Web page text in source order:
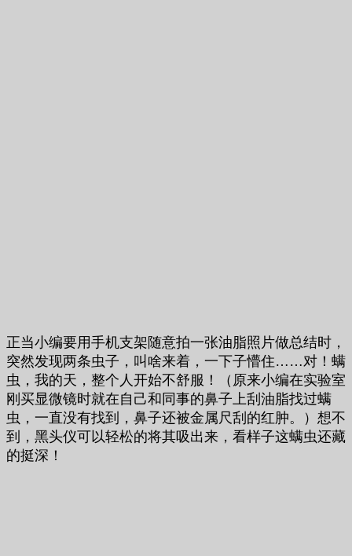
正当小编要用手机支架随意拍一张油脂照片做总结时，
突然发现两条虫子，叫啥来着，一下子懵住……对！螨
虫，我的天，整个人开始不舒服！（原来小编在实验室
刚买显微镜时就在自己和同事的鼻子上刮油脂找过螨
虫，一直没有找到，鼻子还被金属尺刮的红肿。）想不
到，黑头仪可以轻松的将其吸出来，看样子这螨虫还藏
的挺深！